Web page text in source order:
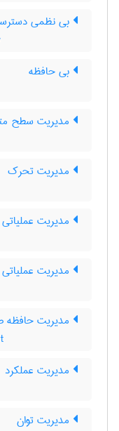
بی نظمی
بی حافظه
مدیریت سطح
مدیریت تحرک
مدیریت عملیاتی
مدیریت عملیاتی
مدیریت
مدیریت عملکرد
مدیریت توان